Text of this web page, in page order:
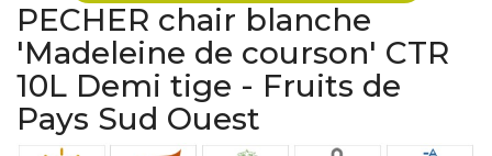
PECHER chair blanche
'Madeleine de courson' CTR
10L Demi tige - Fruits de
Pays Sud Ouest